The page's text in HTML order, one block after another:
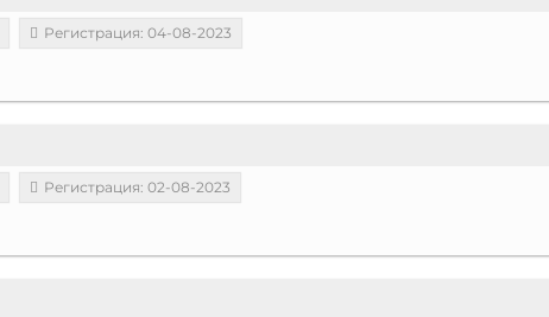
Регистрация: 04-08-2023
Регистрация: 02-08-2023